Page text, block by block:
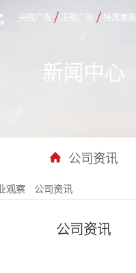
央视广告 / 卫视广告 / 特惠套装
新闻中心
公司资讯
观察 公司资讯
公司资讯